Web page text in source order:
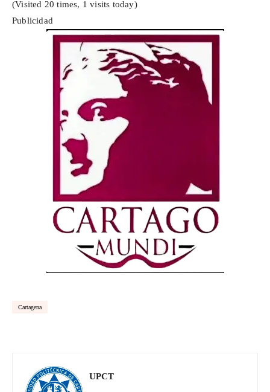
(Visited 20 times, 1 visits today)
Publicidad
Cartagena
UPCT